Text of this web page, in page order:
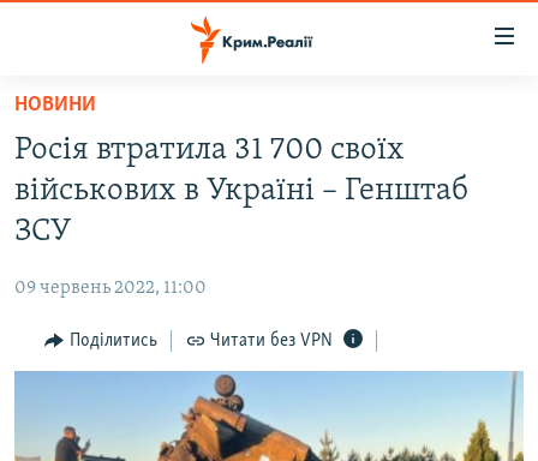
Перейти
основного
матеріалу
Перейти
до
основної
навігації
Перейти
до
ВОДА.КРИМ
ВІДЕО ТА ФОТО
БЛОГИ
ПОГЛЯД
ВСЕ ЗА ДЕНЬ
НОВИНИ
Росія втратила 31 700 своїх
військових в Україні – Генштаб
ЗСУ
09 червень 2022, 11:00
Поділитись Читати без VPN